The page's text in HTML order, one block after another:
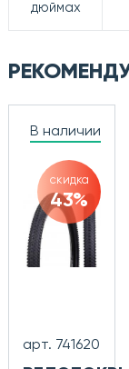
дюймах
В наличии
скидка
43%
арт. 741620